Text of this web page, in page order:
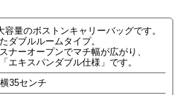
量のボストンキャリーバッグです。
ダブルルームタイプ。
ナーオープンでマチ幅が広がり、
エキスパンダブル仕様」です。
35センチ